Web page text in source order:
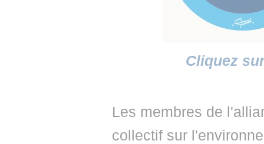
Cliquez
Les membres de
collectif sur